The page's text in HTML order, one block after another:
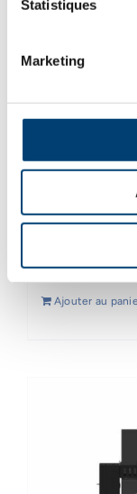
Statistiques
Marketing
Double
Ajouter au